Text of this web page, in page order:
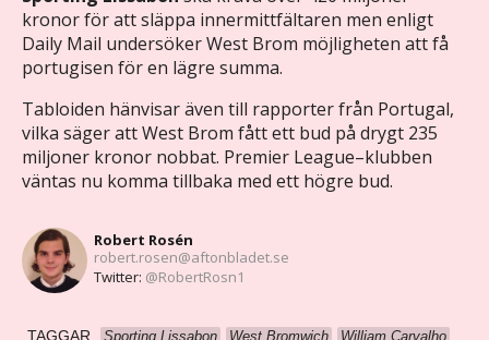
kronor för att släppa innermittfältaren men enligt
Daily Mail undersöker West Brom möjligheten att få
portugisen för en lägre summa.
Tabloiden hänvisar även till rapporter från Portugal,
vilka säger att West Brom fått ett bud på drygt 235
miljoner kronor nobbat. Premier League–klubben
väntas nu komma tillbaka med ett högre bud.
Robert Rosén
robert.rosen@aftonbladet.se
Twitter: @RobertRosn1
TAGGAR Sporting Lissabon West Bromwich William Carvalho